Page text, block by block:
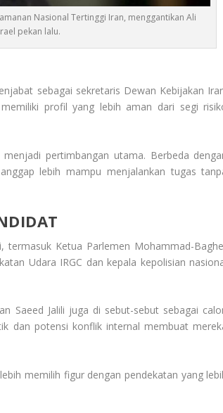
Nasional Tertinggi Iran, menggantikan Ali
pekan lalu.
sebagai sekretaris Dewan Kebijakan
profil yang lebih aman dari segi
pertimbangan utama. Berbeda
lebih mampu menjalankan tugas
termasuk Ketua Parlemen Mohammad-
Udara IRGC dan kepala kepolisian
Saeed Jalili juga di sebut-sebut sebagai
dan potensi konflik internal membuat
memilih figur dengan pendekatan yang